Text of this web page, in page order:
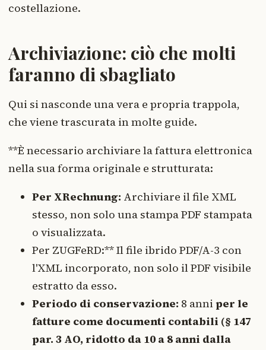
costellazione.
Archiviazione: ciò che molti
faranno di sbagliato
Qui si nasconde una vera e propria trappola,
che viene trascurata in molte guide.
**È necessario archiviare la fattura elettronica
nella sua forma originale e strutturata:
Per XRechnung: Archiviare il file XML
stesso, non solo una stampa PDF stampata
o visualizzata.
Per ZUGFeRD:** Il file ibrido PDF/A-3 con
l'XML incorporato, non solo il PDF visibile
estratto da esso.
Periodo di conservazione: 8 anniper le
fatture come documenti contabili (§ 147
par. 3 AO, ridotto da 10 a 8 anni dalla